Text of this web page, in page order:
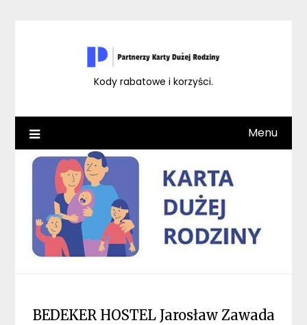
Kody rabatowe i korzyści.
Menu
BEDEKER HOSTEL Jarosław Zawada